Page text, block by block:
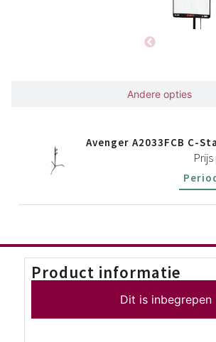
Andere opties
Avenger A2033FCB C-
Product informatie
Dit is inbegrepen